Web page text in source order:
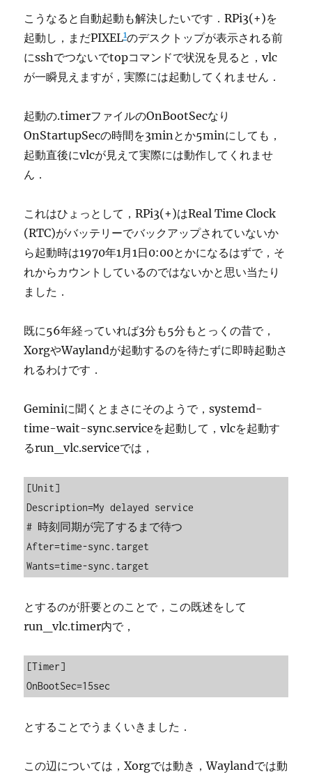
こうなると自動起動も解決したいです．RPi3(+)を
起動し，まだPIXEL1のデスクトップが表示される前
にsshでつないでtopコマンドで状況を見ると，vlc
が一瞬見えますが，実際には起動してくれません．
起動の.timerファイルのOnBootSecなり
OnStartupSecの時間を3minとか5minにしても，
起動直後にvlcが見えて実際には動作してくれませ
ん．
これはひょっとして，RPi3(+)はReal Time Clock
(RTC)がバッテリーでバックアップされていないか
ら起動時は1970年1月1日0:00とかになるはずで，そ
れからカウントしているのではないかと思い当たり
ました．
既に56年経っていれば3分も5分もとっくの昔で，
XorgやWaylandが起動するのを待たずに即時起動さ
れるわけです．
Geminiに聞くとまさにそのようで，systemd-
time-wait-sync.serviceを起動して，vlcを起動す
るrun_vlc.serviceでは，
[Unit]
Description=My delayed service
# 時刻同期が完了するまで待つ
After=time-sync.target
Wants=time-sync.target
とするのが肝要とのことで，この既述をして
run_vlc.timer内で，
[Timer]
OnBootSec=15sec
とすることでうまくいきました．
この辺については，Xorgでは動き，Waylandでは動